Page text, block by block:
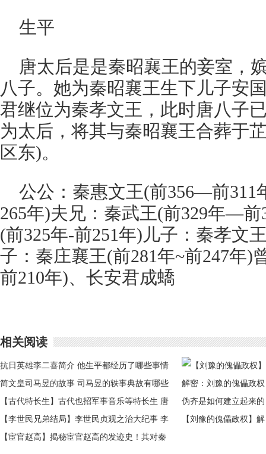
生平
唐太后是是秦昭襄王的妾室，
八子。她为秦昭襄王生下儿子安
君继位为秦孝文王，此时唐八子
为太后，将其与秦昭襄王合葬于
区东)。
公公：秦惠文王(前356—前
265年)夫兄：秦武王(前329年—
(前325年-前251年)儿子：秦孝文
子：秦庄襄王(前281年~前247年
前210年)、长安君成蟜
相关阅读
抗日英雄李二喜简介 他生平都经历了哪些事情
简文皇司马昱的故事 司马昱的轶事典故有哪些
【古代特长生】古代也招军事音乐等特长生 唐
代普通百姓可参加
【李世民兄弟结局】李世民贞观之治大纪事 李
世民兄弟结局如何
【宦官赵高】揭秘宦官赵高的发迹史！其对秦
【刘豫的傀儡政权】解